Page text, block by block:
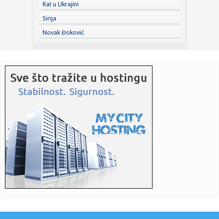
odmah sa...
20:00:Iran priprema zakon koji bi neprijateljskim brodovima
zabranio pr...
20:00: Tukovi poslije godina straha dobili zaštitu: Zid čuva naselje
o...
20:00:
4...
20:00:Veliki proizvođač telefona na "crnoj listi"
20:00:(SASTAVI) ILIĆ OTVORIO KARTE: Jedna stvar odmah upada
u oči pre...
19:59:Zelenski presekao: Smenjeni su
Rat u Ukrajini
Sirija
Novak Đoković